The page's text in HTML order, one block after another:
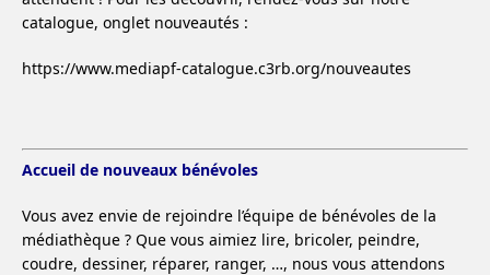
catalogue, onglet nouveautés :
https://www.mediapf-catalogue.c3rb.org/nouveautes
Accueil de nouveaux bénévoles
Vous avez envie de rejoindre l’équipe de bénévoles de la
médiathèque ? Que vous aimiez lire, bricoler, peindre,
coudre, dessiner, réparer, ranger, …, nous vous attendons